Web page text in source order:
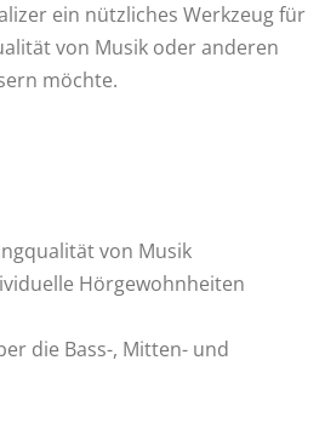
ein nützliches Werkzeug für
von Musik oder anderen
möchte.
von Musik
Hörgewohnheiten
die Bass-, Mitten- und